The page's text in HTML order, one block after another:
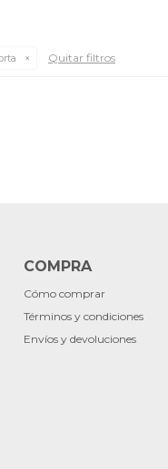
Quitar filtros
COMPRA
Cómo comprar
Términos y condiciones
Envíos y devoluciones